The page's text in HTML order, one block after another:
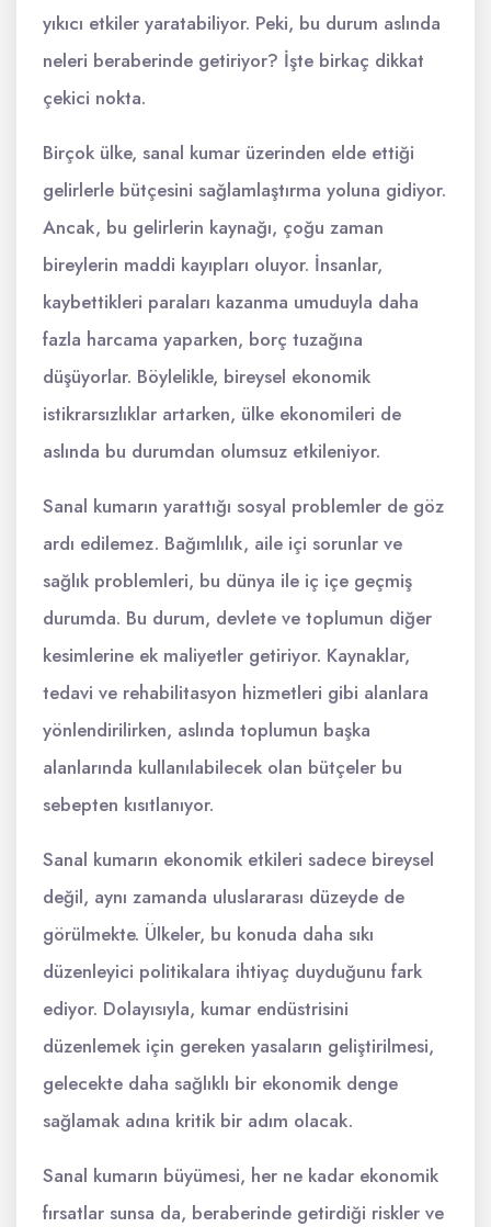
yıkıcı etkiler yaratabiliyor. Peki, bu durum aslında
neleri beraberinde getiriyor? İşte birkaç dikkat
çekici nokta.
Birçok ülke, sanal kumar üzerinden elde ettiği
gelirlerle bütçesini sağlamlaştırma yoluna gidiyor.
Ancak, bu gelirlerin kaynağı, çoğu zaman
bireylerin maddi kayıpları oluyor. İnsanlar,
kaybettikleri paraları kazanma umuduyla daha
fazla harcama yaparken, borç tuzağına
düşüyorlar. Böylelikle, bireysel ekonomik
istikrarsızlıklar artarken, ülke ekonomileri de
aslında bu durumdan olumsuz etkileniyor.
Sanal kumarın yarattığı sosyal problemler de göz
ardı edilemez. Bağımlılık, aile içi sorunlar ve
sağlık problemleri, bu dünya ile iç içe geçmiş
durumda. Bu durum, devlete ve toplumun diğer
kesimlerine ek maliyetler getiriyor. Kaynaklar,
tedavi ve rehabilitasyon hizmetleri gibi alanlara
yönlendirilirken, aslında toplumun başka
alanlarında kullanılabilecek olan bütçeler bu
sebepten kısıtlanıyor.
Sanal kumarın ekonomik etkileri sadece bireysel
değil, aynı zamanda uluslararası düzeyde de
görülmekte. Ülkeler, bu konuda daha sıkı
düzenleyici politikalara ihtiyaç duyduğunu fark
ediyor. Dolayısıyla, kumar endüstrisini
düzenlemek için gereken yasaların geliştirilmesi,
gelecekte daha sağlıklı bir ekonomik denge
sağlamak adına kritik bir adım olacak.
Sanal kumarın büyümesi, her ne kadar ekonomik
fırsatlar sunsa da, beraberinde getirdiği riskler ve